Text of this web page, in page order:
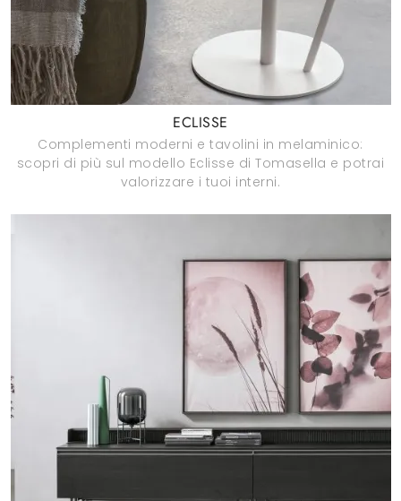
ECLISSE
Complementi moderni e tavolini in melaminico:
scopri di più sul modello Eclisse di Tomasella e potrai
valorizzare i tuoi interni.